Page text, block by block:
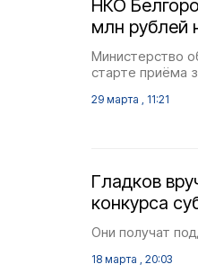
НКО
млн рублей
Министерство
старте приёма
29 марта , 11:21
Гладков
конкурса
Они получат
18 марта , 20:03